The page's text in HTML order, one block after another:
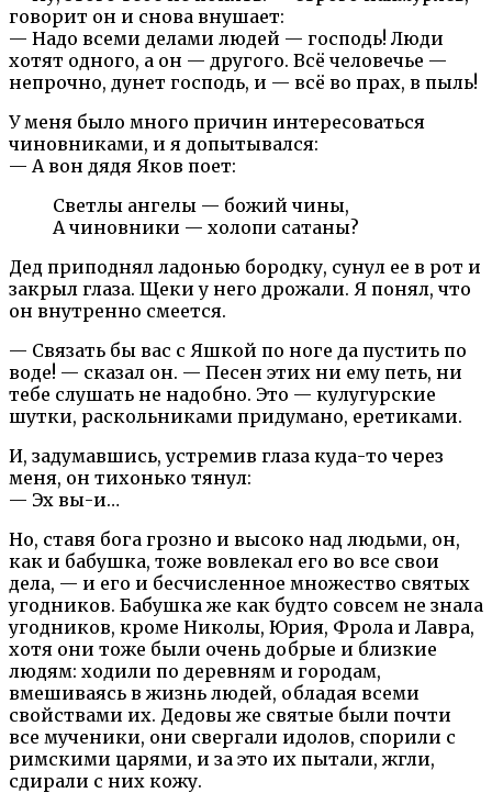
говорит он и снова внушает:
— Надо всеми делами людей — господь! Люди
хотят одного, а он — другого. Всё человечье —
непрочно, дунет господь, и — всё во прах, в пыль!
У меня было много причин интересоваться
чиновниками, и я допытывался:
— А вон дядя Яков поет:
Светлы ангелы — божий чины,
А чиновники — холопи сатаны?
Дед приподнял ладонью бородку, сунул ее в рот и
закрыл глаза. Щеки у него дрожали. Я понял, что
он внутренно смеется.
— Связать бы вас с Яшкой по ноге да пустить по
воде! — сказал он. — Песен этих ни ему петь, ни
тебе слушать не надобно. Это — кулугурские
шутки, раскольниками придумано, еретиками.
И, задумавшись, устремив глаза куда-то через
меня, он тихонько тянул:
— Эх вы-и…
Но, ставя бога грозно и высоко над людьми, он,
как и бабушка, тоже вовлекал его во все свои
дела, — и его и бесчисленное множество святых
угодников. Бабушка же как будто совсем не знала
угодников, кроме Николы, Юрия, Фрола и Лавра,
хотя они тоже были очень добрые и близкие
людям: ходили по деревням и городам,
вмешиваясь в жизнь людей, обладая всеми
свойствами их. Дедовы же святые были почти
все мученики, они свергали идолов, спорили с
римскими царями, и за это их пытали, жгли,
сдирали с них кожу.